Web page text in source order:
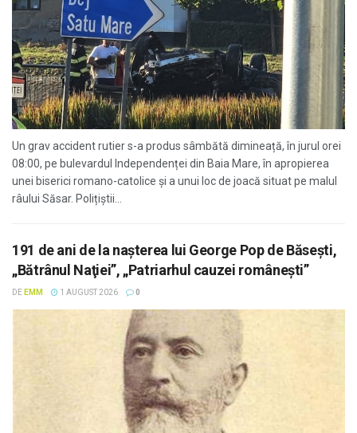
Un grav accident rutier s-a produs sâmbătă dimineață, în jurul orei
08:00, pe bulevardul Independenței din Baia Mare, în apropierea
unei biserici romano-catolice și a unui loc de joacă situat pe malul
râului Săsar. Polițiștii...
191 de ani de la nașterea lui George Pop de Băsești,
„Bătrânul Naţiei”, „Patriarhul cauzei româneşti”
DE EMM 1 AUGUST 2026 0